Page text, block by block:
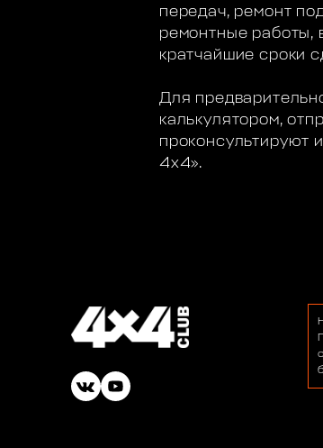
передач, ремонт
ремонтные работы,
кратчайшие сроки
Для
калькулятором,
проконсультируют
4х4».